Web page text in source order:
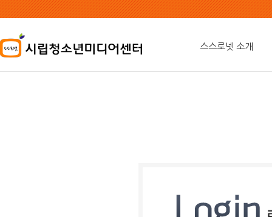
본
문
용
바
가
스스로넷 소개